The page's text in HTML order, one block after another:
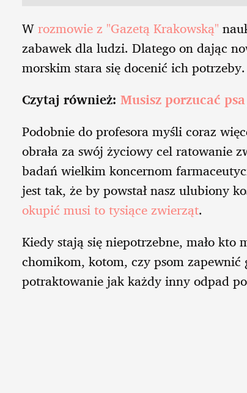
Wrozmowie z "Gazetą Krakowską"
zabawek dla ludzi. Dlatego on dając
morskim stara się docenić ich potrzeby.
Czytaj również: Musisz porzucać
Podobnie do profesora myśli coraz
obrała za swój życiowy cel ratowanie
badań wielkim koncernom
jest tak, że by powstał nasz ulubiony
okupić musi to tysiące zwierząt.
Kiedy stają się niepotrzebne, mało
chomikom, kotom, czy psom zapewnić
potraktowanie jak każdy inny odpad